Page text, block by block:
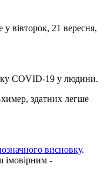
вівторок, 21 вересня,
COVID-19 у людини.
здатних легше
висновку.
імовірним -